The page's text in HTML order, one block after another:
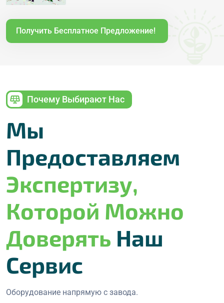
Получить Бесплатное Предложение!
Почему Выбирают Нас
Мы
Предоставляем
Экспертизу,
Которой Можно
Доверять Наш
Сервис
Оборудование напрямую с завода.